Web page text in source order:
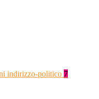
indirizzo-politico 7